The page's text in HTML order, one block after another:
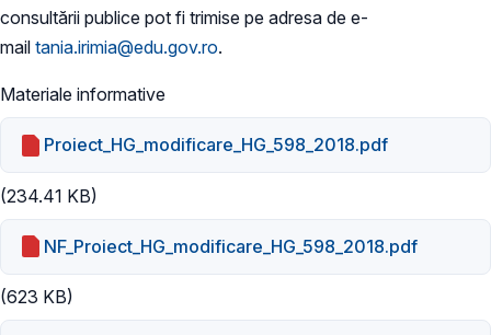
consultării publice pot fi trimise pe adresa de e-
mail tania.irimia@edu.gov.ro.
Materiale informative
Proiect_HG_modificare_HG_598_2018.pdf
(234.41 KB)
NF_Proiect_HG_modificare_HG_598_2018.pdf
(623 KB)